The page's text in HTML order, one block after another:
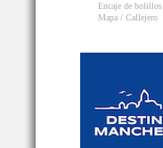
Encaje de bolillos
Mapa / Callejero